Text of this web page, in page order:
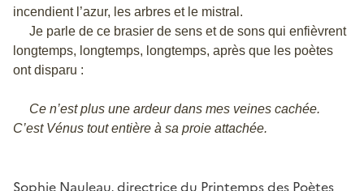
incendient l’azur, les arbres et le mistral.
Je parle de ce brasier de sens et de sons qui enfièvrent
longtemps, longtemps, longtemps, après que les poètes
ont disparu :
Ce n’est plus une ardeur dans mes veines cachée.
C’est Vénus tout entière à sa proie attachée.
Sophie Nauleau, directrice du Printemps des Poètes